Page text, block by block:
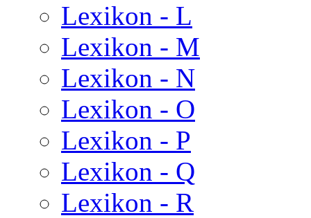
Lexikon - L
Lexikon - M
Lexikon - N
Lexikon - O
Lexikon - P
Lexikon - Q
Lexikon - R